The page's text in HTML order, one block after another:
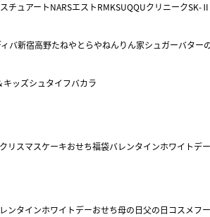
チュアートNARSエストRMKSUQQUクリニークSK-Ⅱ
バ新宿高野たねやとらやねんりん家シュガーバター
キッズシュタイフバカラ
クリスマスケーキおせち福袋バレンタインホワイトデー
ンタインホワイトデーおせち母の日父の日 コスメフ